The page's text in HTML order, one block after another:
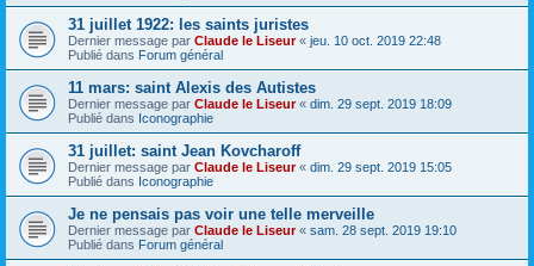
31 juillet 1922: les saints juristes
Dernier message par Claude le Liseur« jeu. 10 oct. 2019 22:48
Publié dans Forum général
11 mars: saint Alexis des Autistes
Dernier message par Claude le Liseur« dim. 29 sept. 2019 18:09
Publié dans Iconographie
31 juillet: saint Jean Kovcharoff
Dernier message par Claude le Liseur« dim. 29 sept. 2019 15:05
Publié dans Iconographie
Je ne pensais pas voir une telle merveille
Dernier message par Claude le Liseur« sam. 28 sept. 2019 19:10
Publié dans Forum général